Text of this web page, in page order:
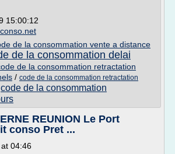
15:00:12
de la consommation vente a distance
de la consommation delai
de la consommation retractation
/ code de la consommation retractation
code de la consommation
REUNION Le Port
conso Pret ...
04:46